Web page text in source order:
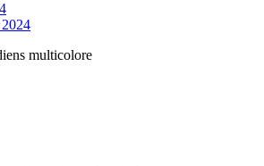
multicolore